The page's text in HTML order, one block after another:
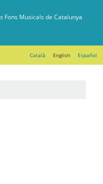
Català English Español